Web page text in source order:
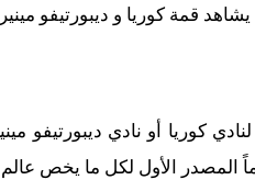
قمة كوريا و ديبورتيفو مينيرا في
كوريا أو نادي ديبورتيفو
الأول لكل ما يخص عالم